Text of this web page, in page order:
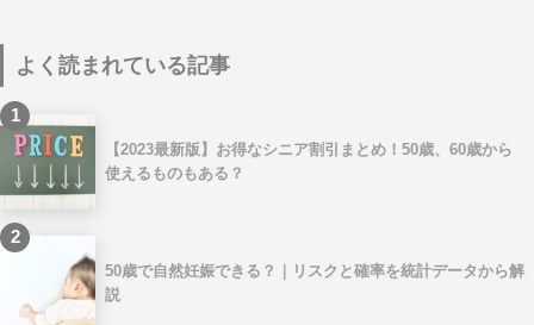
よく読まれている記事
1
【2023最新版】お得なシニア割引まとめ！50歳、60歳から
使えるものもある？
2
50歳で自然妊娠できる？｜リスクと確率を統計データから解
説